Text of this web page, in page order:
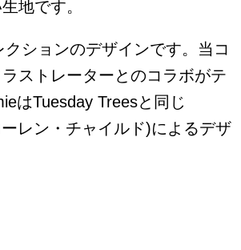
地です。
ションのデザインです。当コ
ストレーターとのコラボがテ
はTuesday Treesと同じ
レン・チャイルド)によるデザ